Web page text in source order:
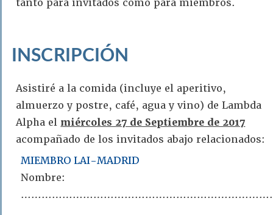
INSCRIPCIÓN
Asistiré a la comida (incluye el aperitivo,
almuerzo y postre, café, agua y vino) de Lambda
Alpha el miércoles 27 de Septiembre de 2017
acompañado de los invitados abajo relacionados:
MIEMBRO LAI-MADRID
Nombre: